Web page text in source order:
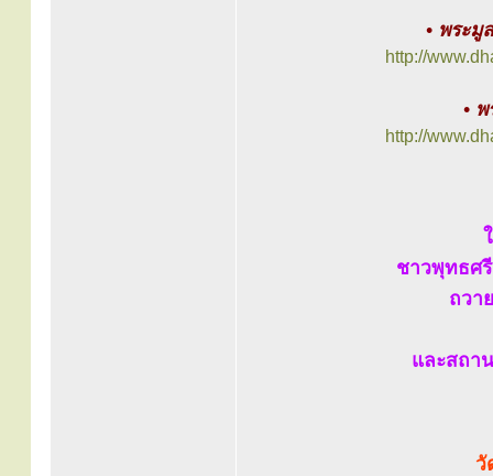
• พระ
http://
•
http://
ชาวพุทธศ
ถวา
และสถา
วั